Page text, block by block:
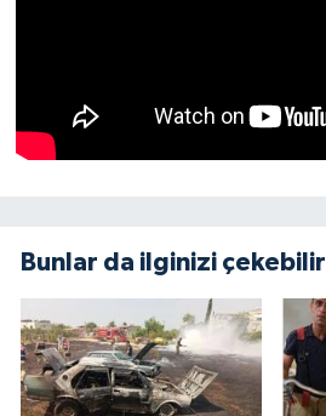
Bunlar da ilginizi çekebilir